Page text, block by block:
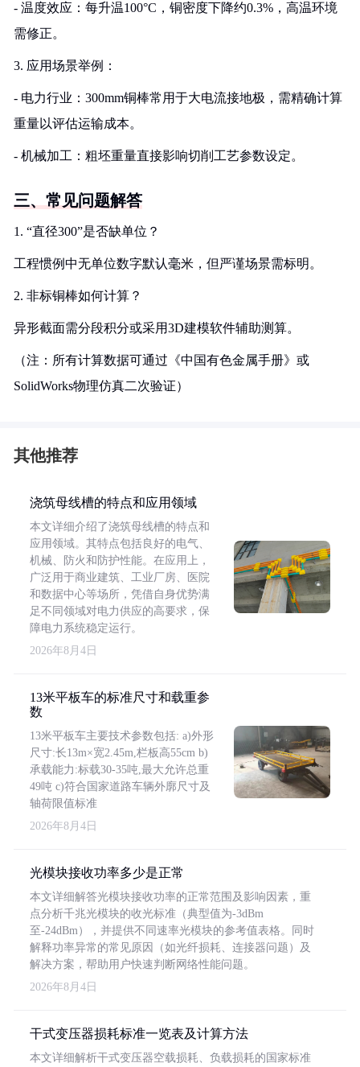
- 温度效应：每升温100°C，铜密度下降约0.3%，高温环境
需修正。
3. 应用场景举例：
- 电力行业：300mm铜棒常用于大电流接地极，需精确计算
重量以评估运输成本。
- 机械加工：粗坯重量直接影响切削工艺参数设定。
三、常见问题解答
1. “直径300”是否缺单位？
工程惯例中无单位数字默认毫米，但严谨场景需标明。
2. 非标铜棒如何计算？
异形截面需分段积分或采用3D建模软件辅助测算。
（注：所有计算数据可通过《中国有色金属手册》或
SolidWorks物理仿真二次验证）
其他推荐
浇筑母线槽的特点和应用领域
本文详细介绍了浇筑母线槽的特点和
应用领域。其特点包括良好的电气、
机械、防火和防护性能。在应用上，
广泛用于商业建筑、工业厂房、医院
和数据中心等场所，凭借自身优势满
足不同领域对电力供应的高要求，保
障电力系统稳定运行。
2026年8月4日
13米平板车的标准尺寸和载重参
数
13米平板车主要技术参数包括: a)外形
尺寸:长13m×宽2.45m,栏板高55cm b)
承载能力:标载30-35吨,最大允许总重
49吨 c)符合国家道路车辆外廓尺寸及
轴荷限值标准
2026年8月4日
光模块接收功率多少是正常
本文详细解答光模块接收功率的正常范围及影响因素，重
点分析千兆光模块的收光标准（典型值为-3dBm
至-24dBm），并提供不同速率光模块的参考值表格。同时
解释功率异常的常见原因（如光纤损耗、连接器问题）及
解决方案，帮助用户快速判断网络性能问题。
2026年8月4日
干式变压器损耗标准一览表及计算方法
本文详细解析干式变压器空载损耗、负载损耗的国家标准